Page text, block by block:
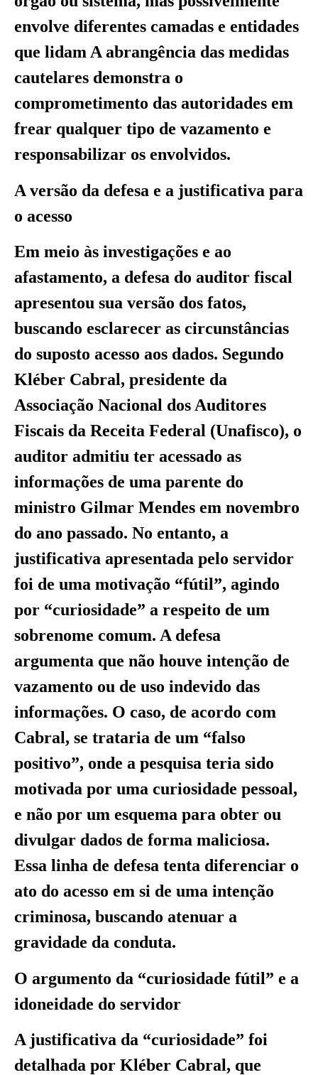
envolve diferentes camadas e entidades
que lidam A abrangência das medidas
cautelares demonstra o
comprometimento das autoridades em
frear qualquer tipo de vazamento e
responsabilizar os envolvidos.
A versão da defesa e a justificativa para
o acesso
Em meio às investigações e ao
afastamento, a defesa do auditor fiscal
apresentou sua versão dos fatos,
buscando esclarecer as circunstâncias
do suposto acesso aos dados. Segundo
Kléber Cabral, presidente da
Associação Nacional dos Auditores
Fiscais da Receita Federal (Unafisco), o
auditor admitiu ter acessado as
informações de uma parente do
ministro Gilmar Mendes em novembro
do ano passado. No entanto, a
justificativa apresentada pelo servidor
foi de uma motivação “fútil”, agindo
por “curiosidade” a respeito de um
sobrenome comum. A defesa
argumenta que não houve intenção de
vazamento ou de uso indevido das
informações. O caso, de acordo com
Cabral, se trataria de um “falso
positivo”, onde a pesquisa teria sido
motivada por uma curiosidade pessoal,
e não por um esquema para obter ou
divulgar dados de forma maliciosa.
Essa linha de defesa tenta diferenciar o
ato do acesso em si de uma intenção
criminosa, buscando atenuar a
gravidade da conduta.
O argumento da “curiosidade fútil” e a
idoneidade do servidor
A justificativa da “curiosidade” foi
detalhada por Kléber Cabral, que